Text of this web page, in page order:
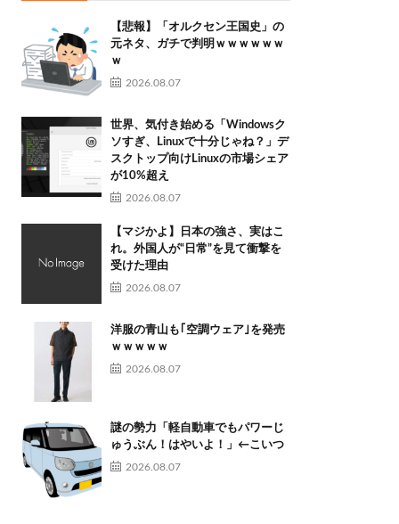
【悲報】「オルクセン王国史」の
元ネタ、ガチで判明ｗｗｗｗｗｗ
ｗ
2026.08.07
世界、気付き始める「Windowsク
ソすぎ、Linuxで十分じゃね？」デ
スクトップ向けLinuxの市場シェア
が10%超え
2026.08.07
【マジかよ】日本の強さ、実はこ
れ。外国人が“日常”を見て衝撃を
受けた理由
2026.08.07
洋服の青山も｢空調ウェア｣を発売
ｗｗｗｗｗ
2026.08.07
謎の勢力「軽自動車でもパワーじ
ゅうぶん！はやいよ！」←こいつ
2026.08.07